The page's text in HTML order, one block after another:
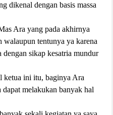
dikenal dengan basis massa
Ara yang pada akhirnya
tentunya ya karena
sikap kesatria mundur
ketua ini itu, baginya Ara
melakukan banyak hal